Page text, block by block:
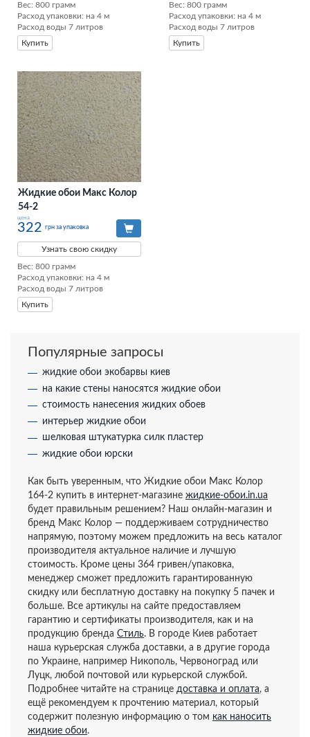
Вес: 800 грамм
Расход упаковки: на 4 м
Расход воды 7 литров
Купить
Вес: 800 грамм
Расход упаковки: на 4 м
Расход воды 7 литров
Купить
Жидкие обои Макс Колор
54-2
цена
322 грн за упаковка
Узнать свою скидку
Вес: 800 грамм
Расход упаковки: на 4 м
Расход воды 7 литров
Купить
Популярные запросы
жидкие обои экобарвы киев
на какие стены наносятся жидкие обои
стоимость нанесения жидких обоев
интерьер жидкие обои
шелковая штукатурка силк пластер
жидкие обои юрски
Как быть уверенным, что Жидкие обои Макс Колор
164-2 купить в интернет-магазине жидкие-обои.in.ua
будет правильным решением? Наш онлайн-магазин и
бренд Макс Колор — поддерживаем сотрудничество
напрямую, поэтому можем предложить на весь каталог
производителя актуальное наличие и лучшую
стоимость. Кроме цены 364 гривен/упаковка,
менеджер сможет предложить гарантированную
скидку или бесплатную доставку на покупку 5 пачек и
больше. Все артикулы на сайте предоставляем
гарантию и сертификаты производителя, как и на
продукцию бренда Стиль. В городе Киев работает
наша курьерская служба доставки, а в другие города
по Украине, например Никополь, Червоноград или
Луцк, любой почтовой или курьерской службой.
Подробнее читайте на странице доставка и оплата, а
ещё рекомендуем к прочтению материал, который
содержит полезную информацию о том как наносить
жидкие обои.